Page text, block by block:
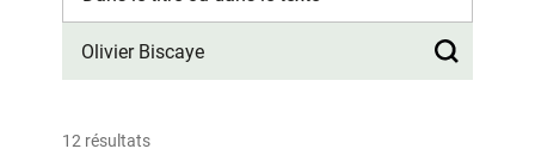
12 résultats